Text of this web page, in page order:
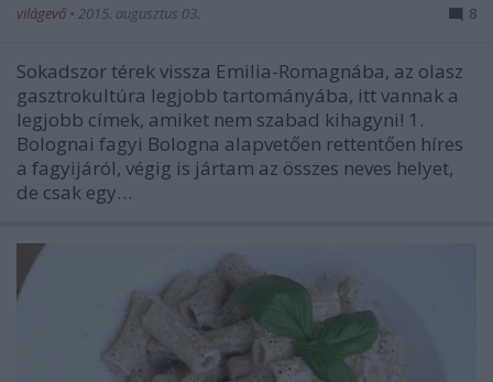
világevő • 2015. augusztus 03. 8
Sokadszor térek vissza Emilia-Romagnába, az olasz
gasztrokultúra legjobb tartományába, itt vannak a
legjobb címek, amiket nem szabad kihagyni! 1.
Bolognai fagyi Bologna alapvetően rettentően híres
a fagyijáról, végig is jártam az összes neves helyet,
de csak egy…